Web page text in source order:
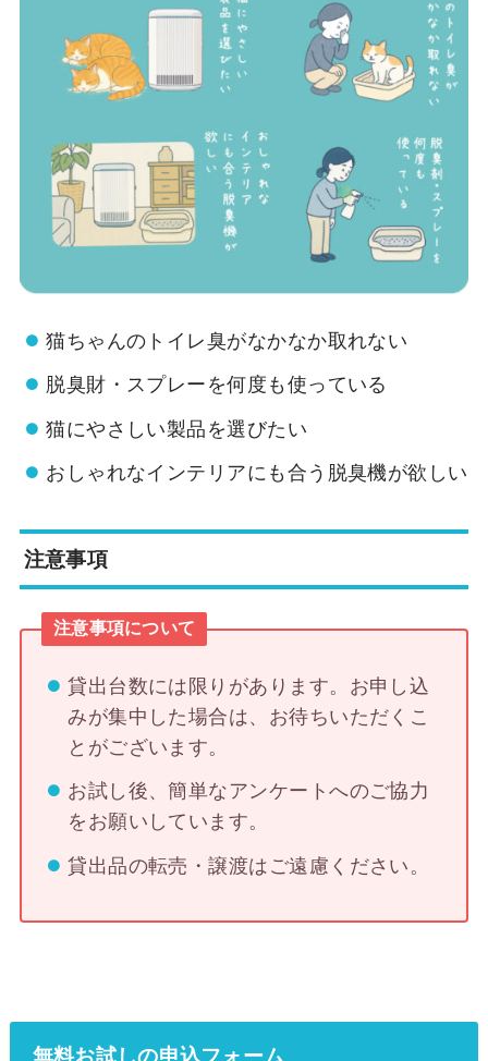
猫ちゃんのトイレ臭がなかなか取れない
脱臭財・スプレーを何度も使っている
猫にやさしい製品を選びたい
おしゃれなインテリアにも合う脱臭機が欲しい
注意事項
注意事項について
貸出台数には限りがあります。お申し込
みが集中した場合は、お待ちいただくこ
とがございます。
お試し後、簡単なアンケートへのご協力
をお願いしています。
貸出品の転売・譲渡はご遠慮ください。